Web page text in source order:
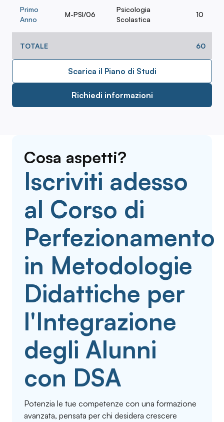
Primo
Anno
M-PSI/06
Psicologia
Scolastica
10
TOTALE 60
Scarica il Piano di Studi
Richiedi informazioni
Cosa aspetti?
Iscriviti adesso
al Corso di
Perfezionamento
in Metodologie
Didattiche per
l'Integrazione
degli Alunni
con DSA
Potenzia le tue competenze con una formazione
avanzata, pensata per chi desidera crescere